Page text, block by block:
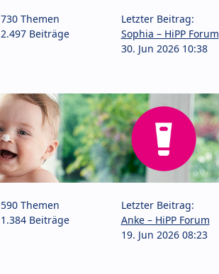
730 Themen
2.497 Beiträge
Letzter Beitrag:
Sophia – HiPP Forum
30. Jun 2026 10:38
590 Themen
1.384 Beiträge
Letzter Beitrag:
Anke – HiPP Forum
19. Jun 2026 08:23